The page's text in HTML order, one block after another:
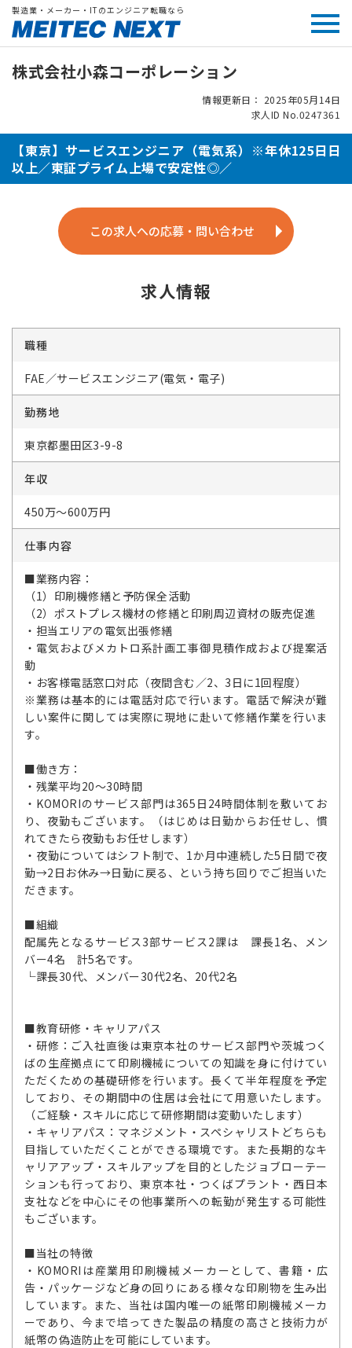
製造業・メーカー・ITのエンジニア転職なら
株式会社小森コーポレーション
情報更新日： 2025年05月14日
求人ID No.0247361
【東京】サービスエンジニア（電気系）※年休125日日
以上／東証プライム上場で安定性◎／
この求人への応募・問い合わせ
求人情報
職種
FAE／サービスエンジニア(電気・電子)
勤務地
東京都墨田区3-9-8
年収
450万～600万円
仕事内容
■業務内容：
（1）印刷機修繕と予防保全活動
（2）ポストプレス機材の修繕と印刷周辺資材の販売促進
・担当エリアの電気出張修繕
・電気およびメカトロ系計画工事御見積作成および提案活
動
・お客様電話窓口対応（夜間含む／2、3日に1回程度）
※業務は基本的には電話対応で行います。電話で解決が難
しい案件に関しては実際に現地に赴いて修繕作業を行いま
す。
■働き方：
・残業平均20～30時間
・KOMORIのサービス部門は365日24時間体制を敷いてお
り、夜勤もございます。（はじめは日勤からお任せし、慣
れてきたら夜勤もお任せします）
・夜勤についてはシフト制で、1か月中連続した5日間で夜
勤→2日お休み→日勤に戻る、という持ち回りでご担当いた
だきます。
■組織
配属先となるサービス3部サービス2課は 課長1名、メン
バー4名 計5名です。
└課長30代、メンバー30代2名、20代2名
■教育研修・キャリアパス
・研修：ご入社直後は東京本社のサービス部門や茨城つく
ばの生産拠点にて印刷機械についての知識を身に付けてい
ただくための基礎研修を行います。長くて半年程度を予定
しており、その期間中の住居は会社にて用意いたします。
（ご経験・スキルに応じて研修期間は変動いたします）
・キャリアパス：マネジメント・スペシャリストどちらも
目指していただくことができる環境です。また長期的なキ
ャリアアップ・スキルアップを目的としたジョブローテー
ションも行っており、東京本社・つくばプラント・西日本
支社などを中心にその他事業所への転勤が発生する可能性
もございます。
■当社の特徴
・KOMORIは産業用印刷機械メーカーとして、書籍・広
告・パッケージなど身の回りにある様々な印刷物を生み出
しています。また、当社は国内唯一の紙幣印刷機械メーカ
ーであり、今まで培ってきた製品の精度の高さと技術力が
紙幣の偽造防止を可能にしています。